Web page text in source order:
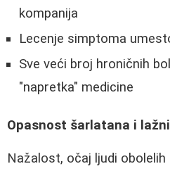
kompanija
Lecenje simptoma
Sve veći broj hroničnih
"napretka" medicine
Opasnost šarlatana i
Nažalost, očaj ljudi